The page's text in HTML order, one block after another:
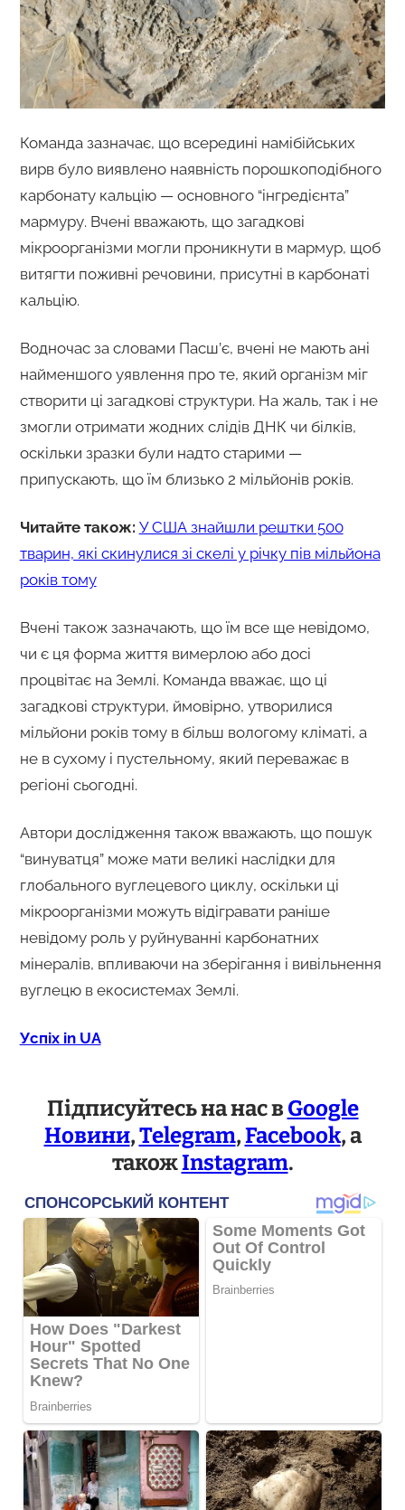
Команда зазначає, що всередині намібійських
вирв було виявлено наявність порошкоподібного
карбонату кальцію — основного “інгредієнта”
мармуру. Вчені вважають, що загадкові
мікроорганізми могли проникнути в мармур, щоб
витягти поживні речовини, присутні в карбонаті
кальцію.
Водночас за словами Пасш’є, вчені не мають ані
найменшого уявлення про те, який організм міг
створити ці загадкові структури. На жаль, так і не
змогли отримати жодних слідів ДНК чи білків,
оскільки зразки були надто старими —
припускають, що їм близько 2 мільйонів років.
Читайте також: У США знайшли рештки 500
тварин, які скинулися зі скелі у річку пів мільйона
років тому
Вчені також зазначають, що їм все ще невідомо,
чи є ця форма життя вимерлою або досі
процвітає на Землі. Команда вважає, що ці
загадкові структури, ймовірно, утворилися
мільйони років тому в більш вологому кліматі, а
не в сухому і пустельному, який переважає в
регіоні сьогодні.
Автори дослідження також вважають, що пошук
“винуватця” може мати великі наслідки для
глобального вуглецевого циклу, оскільки ці
мікроорганізми можуть відігравати раніше
невідому роль у руйнуванні карбонатних
мінералів, впливаючи на зберігання і вивільнення
вуглецю в екосистемах Землі.
Успіх in UA
Підписуйтесь на нас вGoogle
Новини,Telegram,Facebook, а
такожInstagram.